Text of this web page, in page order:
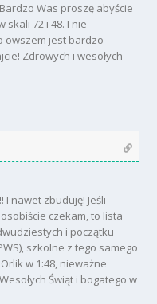
Was proszę abyście
skali 72 i 48. I nie
owszem jest bardzo
Zdrowych i wesołych
I nawet zbuduję! Jeśli
czekam, to lista
i początku
szkolne z tego samego
w 1:48, nieważne
Świąt i bogatego w